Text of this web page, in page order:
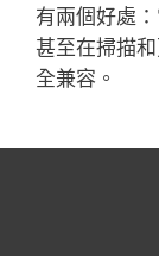
有兩個好處
甚至在掃描
全兼容。